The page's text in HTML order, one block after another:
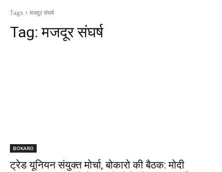
Tags मजदूर संघर्ष
Tag:मजदूर संघर्ष
BOKARO
ट्रेड यूनियन संयुक्त मोर्चा, बोकारो की बैठक: मोदी